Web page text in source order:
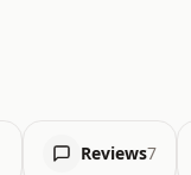
Reviews7